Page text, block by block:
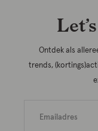
Ontdek als
trends,